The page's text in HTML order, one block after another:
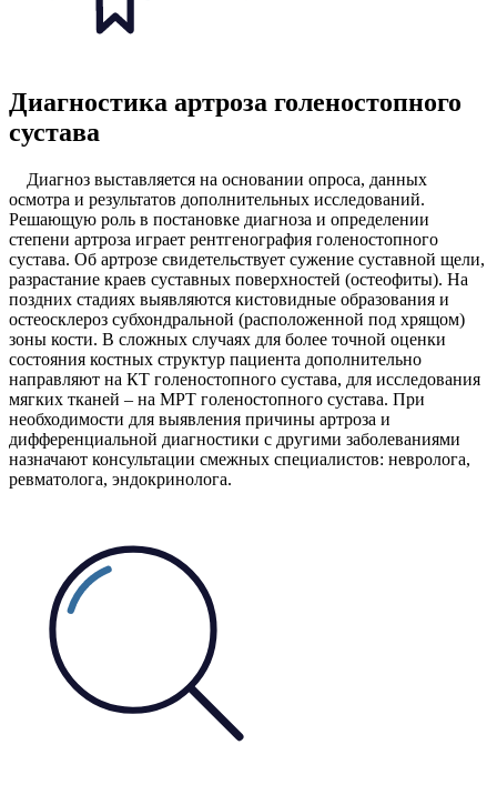
Диагностика артроза голеностопного
сустава
Диагноз выставляется на основании опроса, данных
осмотра и результатов дополнительных исследований.
Решающую роль в постановке диагноза и определении
степени артроза играет рентгенография голеностопного
сустава. Об артрозе свидетельствует сужение суставной щели,
разрастание краев суставных поверхностей (остеофиты). На
поздних стадиях выявляются кистовидные образования и
остеосклероз субхондральной (расположенной под хрящом)
зоны кости. В сложных случаях для более точной оценки
состояния костных структур пациента дополнительно
направляют на КТ голеностопного сустава, для исследования
мягких тканей – на МРТ голеностопного сустава. При
необходимости для выявления причины артроза и
дифференциальной диагностики с другими заболеваниями
назначают консультации смежных специалистов: невролога,
ревматолога, эндокринолога.